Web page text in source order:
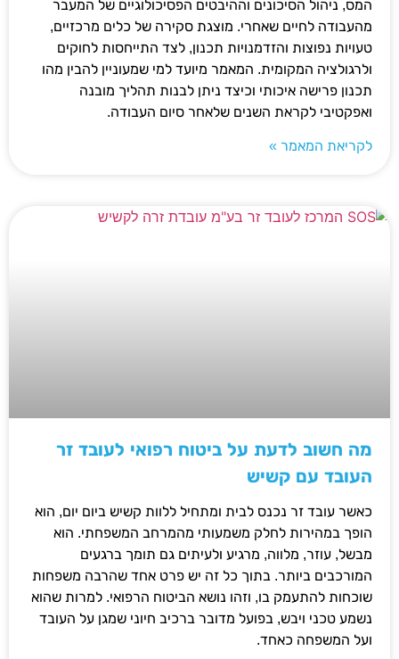
המס, ניהול הסיכונים וההיבטים הפסיכולוגיים של המעבר
מהעבודה לחיים שאחרי. מוצגת סקירה של כלים מרכזיים,
טעויות נפוצות והזדמנויות תכנון, לצד התייחסות לחוקים
ולרגולציה המקומית. המאמר מיועד למי שמעוניין להבין מהו
תכנון פרישה איכותי וכיצד ניתן לבנות תהליך מובנה
ואפקטיבי לקראת השנים שלאחר סיום העבודה.
לקריאת המאמר »
מה חשוב לדעת על ביטוח רפואי לעובד זר
העובד עם קשיש
כאשר עובד זר נכנס לבית ומתחיל ללוות קשיש ביום יום, הוא
הופך במהירות לחלק משמעותי מהמרחב המשפחתי. הוא
מבשל, עוזר, מלווה, מרגיע ולעיתים גם תומך ברגעים
המורכבים ביותר. בתוך כל זה יש פרט אחד שהרבה משפחות
שוכחות להתעמק בו, וזהו נושא הביטוח הרפואי. למרות שהוא
נשמע טכני ויבש, בפועל מדובר ברכיב חיוני שמגן על העובד
ועל המשפחה כאחד.